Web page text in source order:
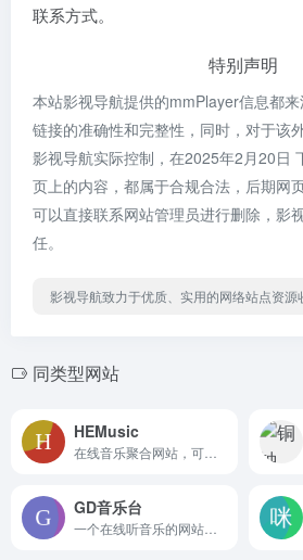
联系方式。
特别声明
本站影视导航提供的mmPlayer信息都
链接的准确性和完整性，同时，对于该
影视导航实际控制，在2025年2月20日
页上的内容，都属于合规合法，后期网
可以直接联系网站管理员进行删除，影
任。
影视导航致力于优质、实用的网络站点资源
同类型网站
HEMusic
GD音乐台